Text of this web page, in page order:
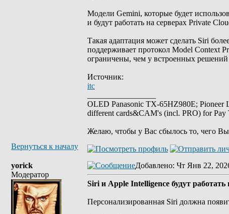
Модели Gemini, которые будет
и будут работать на серверах Private
Такая адаптация может сделать Siri
поддерживает протокол Model Context
ограничены, чем у встроенных
Источник:
itc
OLED Panasonic TX-65HZ980E;
different cards&CAM's (incl. PRO) for Pay
Желаю, чтобы у Вас сбылось то, чего
Вернуться к началу
yorick
Модератор
Добавлено: Чт Янв 22,
Siri и Apple Intelligence будут
Персонализированная Siri должна